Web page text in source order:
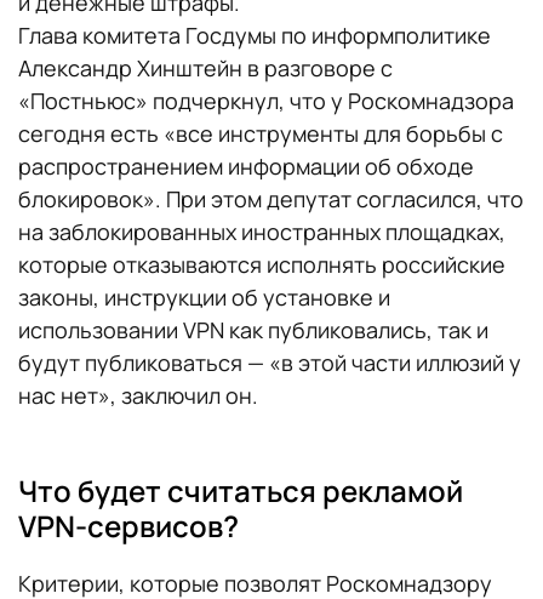
Глава комитета Госдумы по информполитике
Александр Хинштейн в разговоре с
«Постньюс» подчеркнул, что у Роскомнадзора
сегодня есть «все инструменты для борьбы с
распространением информации об обходе
блокировок». При этом депутат согласился, что
на заблокированных иностранных площадках,
которые отказываются исполнять российские
законы, инструкции об установке и
использовании VPN как публиковались, так и
будут публиковаться — «в этой части иллюзий у
нас нет», заключил он.
Что будет считаться рекламой
VPN-сервисов?
Критерии, которые позволят Роскомнадзору